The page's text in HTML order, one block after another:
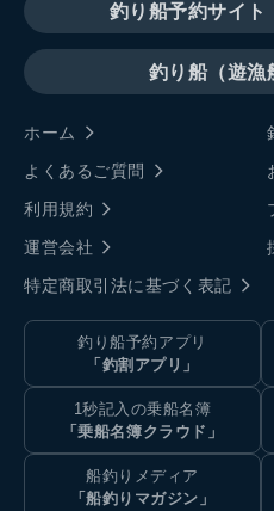
釣り船予約サイト
釣り船（遊漁
ホーム
よくあるご質問
利用規約
運営会社
特定商取引法に基づく表記
釣り船予約アプリ
「釣割アプリ」
1秒記入の乗船名簿
「乗船名簿クラウド」
船釣りメディア
「船釣りマガジン」